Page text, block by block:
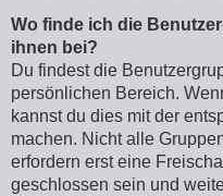
Wo finde ich die
ihnen bei?
Du findest die
persönlichen Bereich.
kannst du dies mit der
machen. Nicht alle
erfordern erst eine
geschlossen sein und